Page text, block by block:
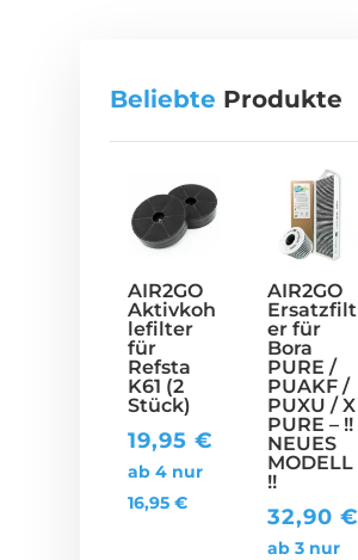
Beliebte Produkte
AIR2GO
Aktivkoh
lefilter
für
Refsta
K61 (2
Stück)
19,95€
ab 4 nur
16,95€
AIR2GO
Ersatzfilt
er für
Bora
PURE /
PUAKF /
PUXU / X
PURE – !!
NEUES
MODELL
!!
32,90 €
ab 3 nur